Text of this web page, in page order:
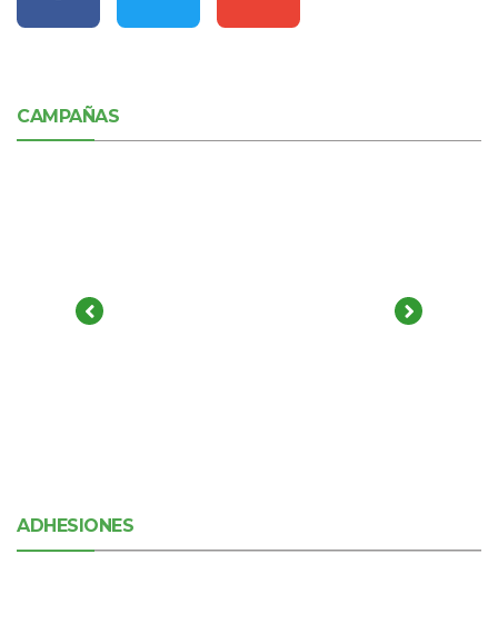
CAMPAÑAS
ADHESIONES